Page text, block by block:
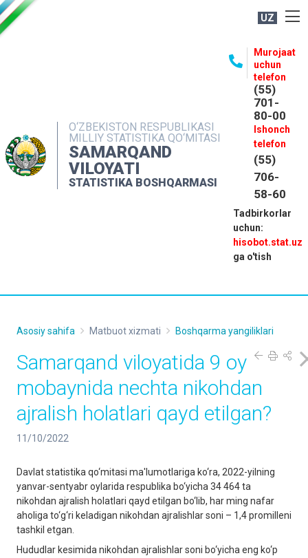
UZ
O‘ZBEKISTON RESPUBLIKASI
MILLIY STATISTIKA QO‘MITASI
SAMARQAND
VILOYATI
STATISTIKA BOSHQARMASI
Murojaat
uchun
telefon
(55)
701-
80-00
Ishonch
telefon
(55)
706-
58-60
Tadbirkorlar
uchun:
hisobot.stat.uz
ga o'tish
MATBUOT XIZMATI
MUROJAATLAR
KONTAKTLAR
Asosiy sahifa Matbuot xizmati Boshqarma yangiliklari
Samarqand viloyatida 9 oy
mobaynida nechta nikohdan
ajralish holatlari qayd etilgan?
11/10/2022
Davlat statistika qo‘mitasi ma'lumotlariga ko‘ra, 2022-yilning
yanvar-sentyabr oylarida respublika bo‘yicha 34 464 ta
nikohdan ajralish holatlari qayd etilgan bo‘lib, har ming nafar
aholiga to‘g‘ri keladigan nikohdan ajralishlar soni – 1,4 promilleni
tashkil etgan.
Hududlar kesimida nikohdan ajralishlar soni bo‘yicha eng ko‘p